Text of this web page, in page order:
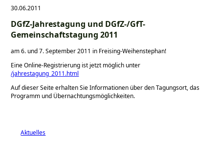
30.06.2011
DGfZ-Jahrestagung und DGfZ-/GfT-
Gemeinschaftstagung 2011
am 6. und 7. September 2011 in Freising-Weihenstephan!
Eine Online-Registrierung ist jetzt möglich unter
/jahrestagung_2011.html
Auf dieser Seite erhalten Sie Informationen über den Tagungsort, das
Programm und Übernachtungsmöglichkeiten.
Aktuelles